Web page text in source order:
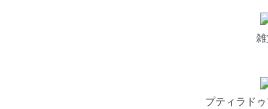
プティラド